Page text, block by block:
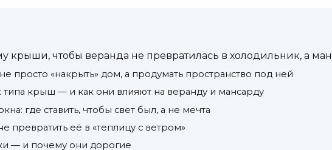
крыши, чтобы веранда не превратилась в холодильник, а
просто «накрыть» дом, а продумать пространство под ней
крыш — и как они влияют на веранду и мансарду
где ставить, чтобы свет был, а не мечта
превратить её в «теплицу с ветром»
— и почему они дорогие